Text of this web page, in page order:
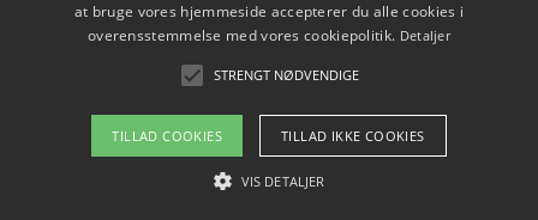
Copyright 2026 - Pilanto Aps
Om / kontakt
Blog Betingelser
at bruge vores hjemmeside accepterer du alle cookies i
overensstemmelse med vores cookiepolitik. Detaljer
STRENGT NØDVENDIGE
TILLAD COOKIES TILLAD IKKE COOKIES
VIS DETALJER